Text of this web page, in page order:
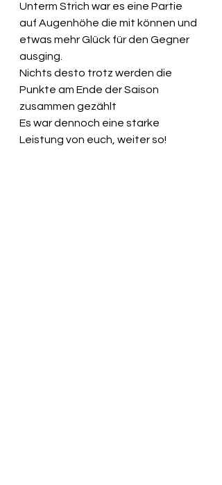
Unterm Strich war es eine Partie
auf Augenhöhe die mit können und
etwas mehr Glück für den Gegner
ausging.
Nichts desto trotz werden die
Punkte am Ende der Saison
zusammen gezählt
Es war dennoch eine starke
Leistung von euch, weiter so!